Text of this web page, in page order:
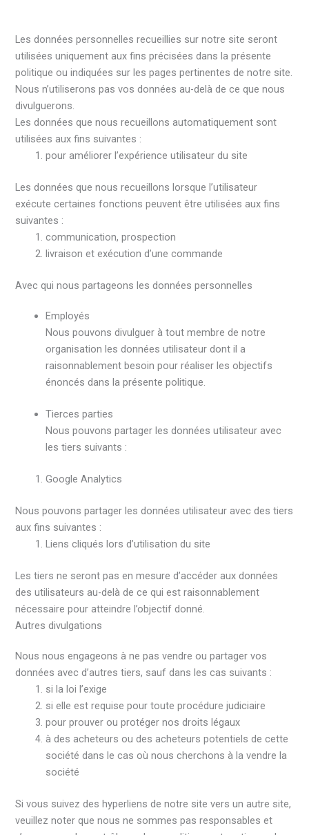
Les données personnelles recueillies sur notre site seront
utilisées uniquement aux fins précisées dans la présente
politique ou indiquées sur les pages pertinentes de notre site.
Nous n’utiliserons pas vos données au-delà de ce que nous
divulguerons.
Les données que nous recueillons automatiquement sont
utilisées aux fins suivantes :
pour améliorer l’expérience utilisateur du site
Les données que nous recueillons lorsque l’utilisateur
exécute certaines fonctions peuvent être utilisées aux fins
suivantes :
communication, prospection
livraison et exécution d’une commande
Avec qui nous partageons les données personnelles
Employés
Nous pouvons divulguer à tout membre de notre
organisation les données utilisateur dont il a
raisonnablement besoin pour réaliser les objectifs
énoncés dans la présente politique.
Tierces parties
Nous pouvons partager les données utilisateur avec
les tiers suivants :
Google Analytics
Nous pouvons partager les données utilisateur avec des tiers
aux fins suivantes :
Liens cliqués lors d’utilisation du site
Les tiers ne seront pas en mesure d’accéder aux données
des utilisateurs au-delà de ce qui est raisonnablement
nécessaire pour atteindre l’objectif donné.
Autres divulgations
Nous nous engageons à ne pas vendre ou partager vos
données avec d’autres tiers, sauf dans les cas suivants :
si la loi l’exige
si elle est requise pour toute procédure judiciaire
pour prouver ou protéger nos droits légaux
à des acheteurs ou des acheteurs potentiels de cette
société dans le cas où nous cherchons à la vendre la
société
Si vous suivez des hyperliens de notre site vers un autre site,
veuillez noter que nous ne sommes pas responsables et